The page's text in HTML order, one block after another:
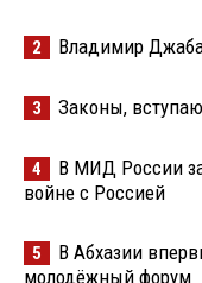
2 Владимир
3 Законы,
4
В МИД России
войне с Россией
5
В Абхазии
молодёжный форум